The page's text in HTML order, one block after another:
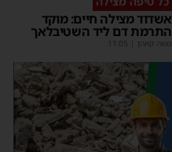
אשדוד מצילה חיים: מוקד
התרמת דם ליד השטיבלאך
משה קאהן 11:05